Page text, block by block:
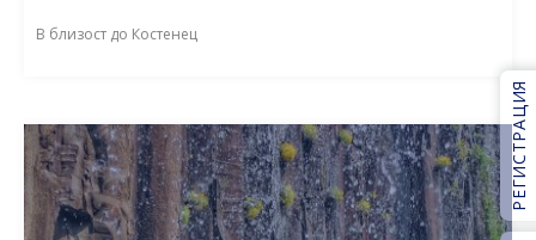
В близост до Костенец
РЕГИСТРАЦИЯ